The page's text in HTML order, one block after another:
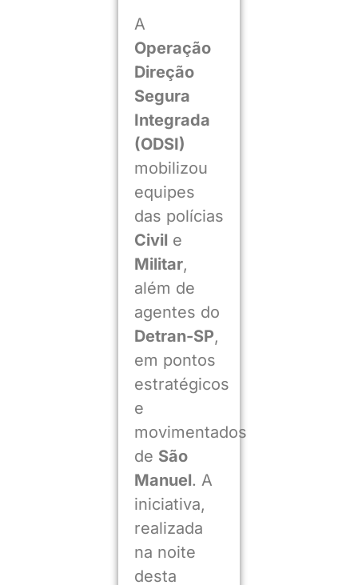
A
Operação
Direção
Segura
Integrada
(ODSI)
mobilizou
equipes
das polícias
Civil e
Militar,
além de
agentes do
Detran-SP,
em pontos
estratégicos
e
movimentados
de São
Manuel. A
iniciativa,
realizada
na noite
desta